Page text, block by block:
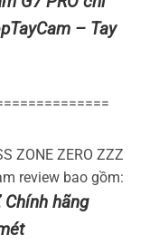
– Tay
ZONE ZERO ZZZ
review bao gồm:
Chính hãng